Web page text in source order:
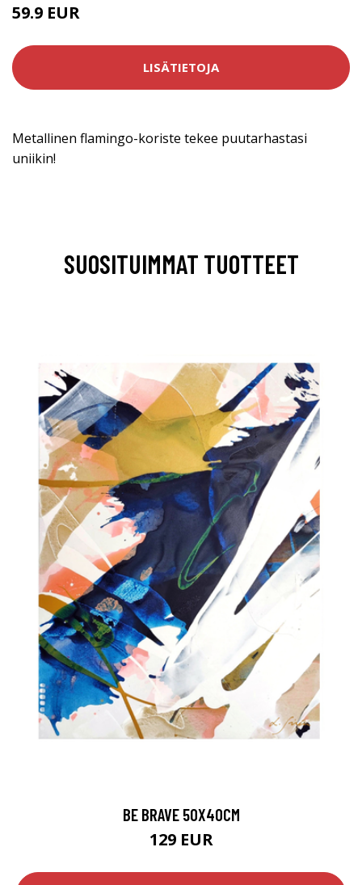
59.9 EUR
LISÄTIETOJA
Metallinen flamingo-koriste tekee puutarhastasi
uniikin!
SUOSITUIMMAT TUOTTEET
BE BRAVE 50X40CM
129 EUR